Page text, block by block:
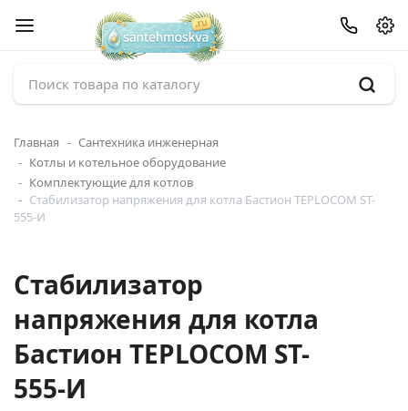
Главная
Сантехника инженерная
Котлы и котельное оборудование
Комплектующие для котлов
Стабилизатор напряжения для котла Бастион TEPLOCOM ST-
555-И
Стабилизатор
напряжения для котла
Бастион TEPLOCOM ST-
555-И